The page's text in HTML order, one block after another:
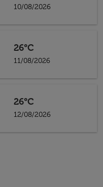
10/08/2026
26°C
11/08/2026
26°C
12/08/2026